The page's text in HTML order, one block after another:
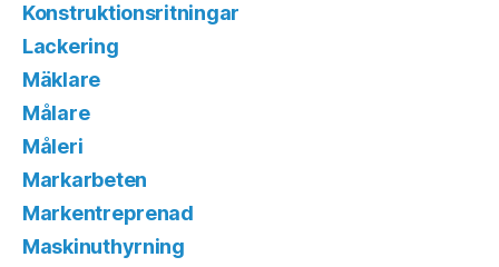
Konstruktionsritningar
Lackering
Mäklare
Målare
Måleri
Markarbeten
Markentreprenad
Maskinuthyrning